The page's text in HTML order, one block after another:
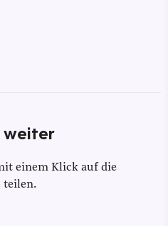
weiter
einem Klick auf die
teilen.